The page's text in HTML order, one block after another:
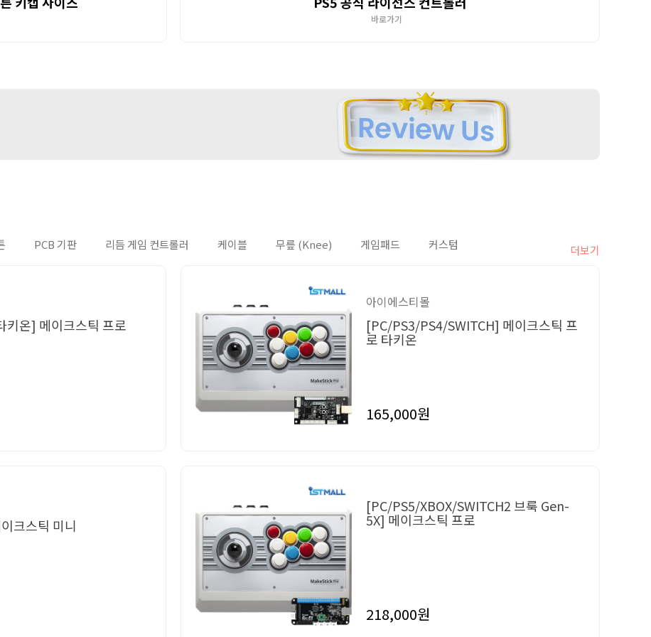
바로가기
PCB 기판 리듬 게임 컨트롤러 케이블 무릎 (Knee) 게임패드 커스텀 더보기
키온] 메이크스틱 프로
아이에스티몰
[PC/PS3/PS4/SWITCH] 메이크스틱 프
로 타키온
165,000원
크스틱 미니
[PC/PS5/XBOX/SWITCH2 브룩 Gen-
5X] 메이크스틱 프로
218,000원